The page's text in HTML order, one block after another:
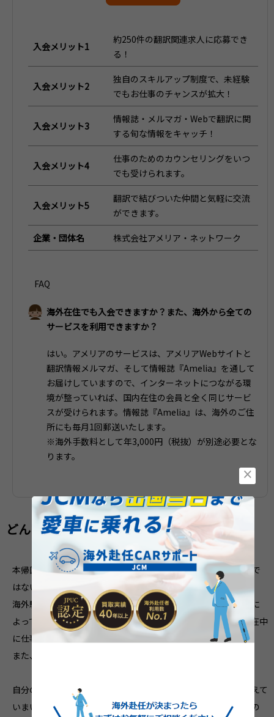
入会メリット1
約250件の翻訳関連求人に応募でき
る！
入会メリット2
独自のスキルアップ制度で、未経験
でもお仕事のチャンスが拡大！
入会メリット3
情報誌・メルマガ・Webで翻訳に関
する旬な情報をキャッチ！
入会メリット4
仕事のためのカウンセリングをいつ
でも受けられます。
入会メリット5
翻訳で結びついた仲間と気軽に交流
ができます。
企業・団体名 株式会社アメリア・ネットワーク
FAQ
海外在住でも入会できますか？また、海外から全ての
サービスを利用できますか？
はい。アメリアのサービスは、アメリアWebサイトと
翻訳情報メルマガ、そして情報誌『Amelia』を通して
お届けしていますので、インターネットにつながる環
境が整っていれば、国内在住の会員と全く同じサービ
スが受けられます。情報誌『Amelia』は、海外のご住
所にも毎月1回郵送いたします。
※海外手数料として年3,000円（税抜）が別途必要とな
ります。
どんな仕事をしたいかを考える
本帰国後の仕事探しで一番ネックになるのは、やはりブランクで
はないかと思います。
海外駐在中、会社が帯同者の就労を禁止したり、また国やビザに
よって帯同者の就労ビザが取得できない場合があったりと、駐在中
に仕事をするというのはなかなか難しい状況にあります。
また、言葉の壁もあり、職自体を探せない事もままあります。
自分のキャリアに空白期間が出来てしまうと、デメリットを考えて
いまいがちです。しかし海外生活でしか得られない、かけがいの
×